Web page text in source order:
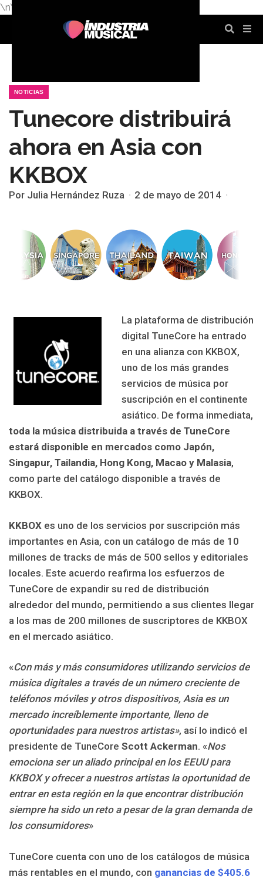
\n\n
NOTICIAS
Tunecore distribuirá
ahora en Asia con
KKBOX
Por Julia Hernández Ruza 2 de mayo de 2014
La plataforma de distribución
digital TuneCore ha entrado
en una alianza con KKBOX,
uno de los más grandes
servicios de música por
suscripción en el continente
asiático. De forma inmediata,
toda la música distribuida a través de TuneCore
estará disponible en mercados como Japón,
Singapur, Tailandia, Hong Kong, Macao y Malasia,
como parte del catálogo disponible a través de
KKBOX.
KKBOX es uno de los servicios por suscripción más
importantes en Asia, con un catálogo de más de 10
millones de tracks de más de 500 sellos y editoriales
locales. Este acuerdo reafirma los esfuerzos de
TuneCore de expandir su red de distribución
alrededor del mundo, permitiendo a sus clientes llegar
a los mas de 200 millones de suscriptores de KKBOX
en el mercado asiático.
«Con más y más consumidores utilizando servicios de
música digitales a través de un número creciente de
teléfonos móviles y otros dispositivos, Asia es un
mercado increíblemente importante, lleno de
oportunidades para nuestros artistas», así lo indicó el
presidente de TuneCore Scott Ackerman. «Nos
emociona ser un aliado principal en los EEUU para
KKBOX y ofrecer a nuestros artistas la oportunidad de
entrar en esta región en la que encontrar distribución
siempre ha sido un reto a pesar de la gran demanda de
los consumidores»
TuneCore cuenta con uno de los catálogos de música
más rentables en el mundo, con ganancias de $405.6